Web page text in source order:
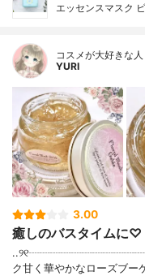
エッセンスマスク
コスメが大好きな人
YURI
3.00
癒しのバスタイムに♡
ク甘く華やかなローズブー